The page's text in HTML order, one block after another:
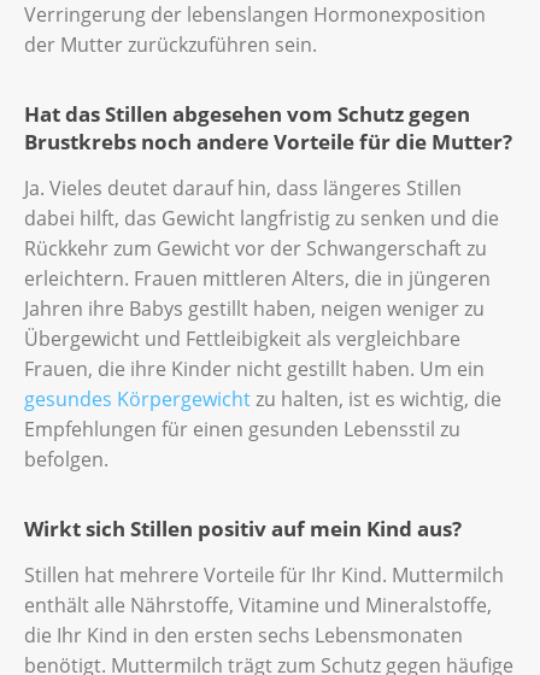
Verringerung der lebenslangen Hormonexposition
der Mutter zurückzuführen sein.
Hat das Stillen abgesehen vom Schutz gegen
Brustkrebs noch andere Vorteile für die Mutter?
Ja. Vieles deutet darauf hin, dass längeres Stillen
dabei hilft, das Gewicht langfristig zu senken und die
Rückkehr zum Gewicht vor der Schwangerschaft zu
erleichtern. Frauen mittleren Alters, die in jüngeren
Jahren ihre Babys gestillt haben, neigen weniger zu
Übergewicht und Fettleibigkeit als vergleichbare
Frauen, die ihre Kinder nicht gestillt haben. Um ein
gesundes Körpergewichtzu halten, ist es wichtig, die
Empfehlungen für einen gesunden Lebensstil zu
befolgen.
Wirkt sich Stillen positiv auf mein Kind aus?
Stillen hat mehrere Vorteile für Ihr Kind. Muttermilch
enthält alle Nährstoffe, Vitamine und Mineralstoffe,
die Ihr Kind in den ersten sechs Lebensmonaten
benötigt. Muttermilch trägt zum Schutz gegen häufige